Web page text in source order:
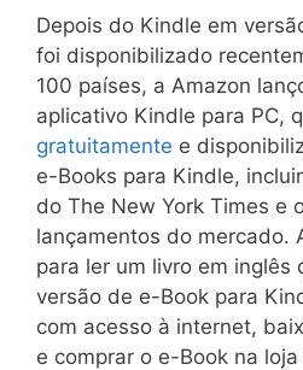
Depois do Kindle em
foi disponibilizado
100 países, a Amazon
aplicativo Kindle para PC,
gratuitamente e
e-Books para Kindle,
do The New York Times e
lançamentos do mercado.
para ler um livro em inglês
versão de e-Book para
com acesso à internet,
e comprar o e-Book na